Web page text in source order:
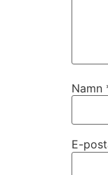
Namn
E-